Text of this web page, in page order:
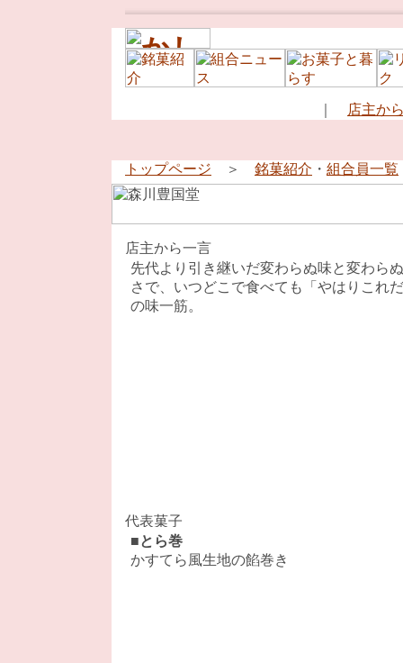
店主か
トップページ ＞ 銘菓紹介 ・ 組合員一覧
先代より引き継いだ変わらぬ味と変わら
さで、いつどこで食べても「やはりこれ
の味一筋。
■とら巻
かすてら風生地の餡巻き